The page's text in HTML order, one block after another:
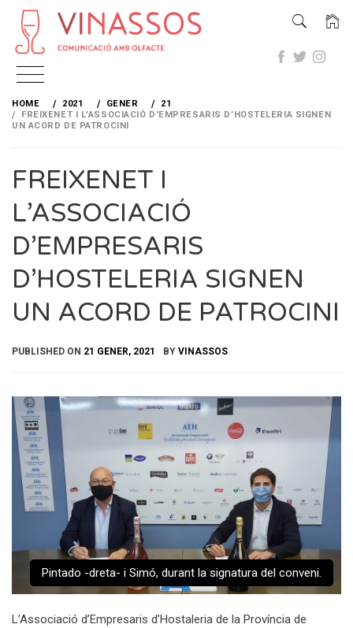
Skip
content
HOME 2021 GENER
21
FREIXENET I L’ASSOCIACIÓ D’EMPRESARIS D’HOSTELERIA SIGNEN
UN ACORD DE PATROCINI
FREIXENET I
L’ASSOCIACIÓ
D’EMPRESARIS
D’HOSTELERIA SIGNEN
UN ACORD DE PATROCINI
PUBLISHED ON 21 GENER, 2021 BY VINASSOS
Pintado -dreta- i Simó, durant la signatura del conveni.
L’Associació d’Empresaris d’Hostaleria de la Província de